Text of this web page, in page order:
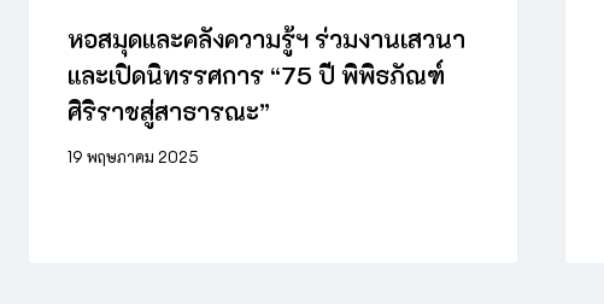
หอสมุดและคลังความรู้ฯ ร่วมงานเสวนา
และเปิดนิทรรศการ “75 ปี พิพิธภัณฑ์
ศิริราชสู่สาธารณะ”
19 พฤษภาคม 2025